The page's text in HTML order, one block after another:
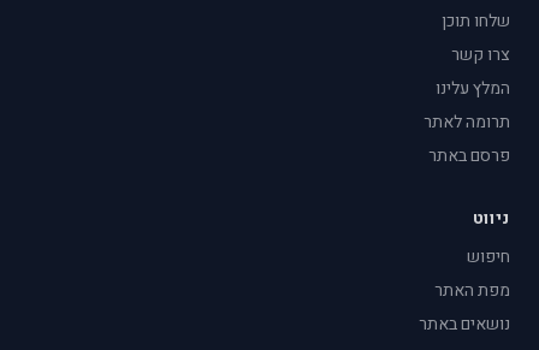
שלחו תוכן
צרו קשר
המלץ עלינו
תרומה לאתר
פרסם באתר
ניווט
חיפוש
מפת האתר
נושאים באתר